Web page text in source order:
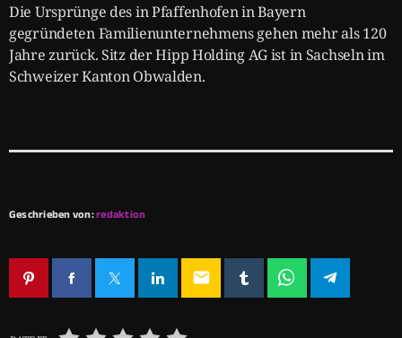
Die Ursprünge des in Pfaffenhofen in Bayern
gegründeten Familienunternehmens gehen mehr als 120
Jahre zurück. Sitz der Hipp Holding AG ist in Sachseln im
Schweizer Kanton Obwalden.
Geschrieben von:redaktion
email